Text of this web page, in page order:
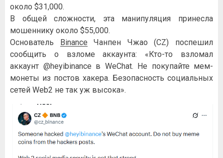
около $31,000.
В общей сложности, эта манипуляция принесла
мошеннику около $55,000.
Основатель Binance Чанпен Чжао (CZ) поспешил
сообщить о взломе аккаунта: «Кто-то взломал
аккаунт @heyibinance в WeChat. Не покупайте мем-
монеты из постов хакера. Безопасность социальных
сетей Web2 не так уж высока».